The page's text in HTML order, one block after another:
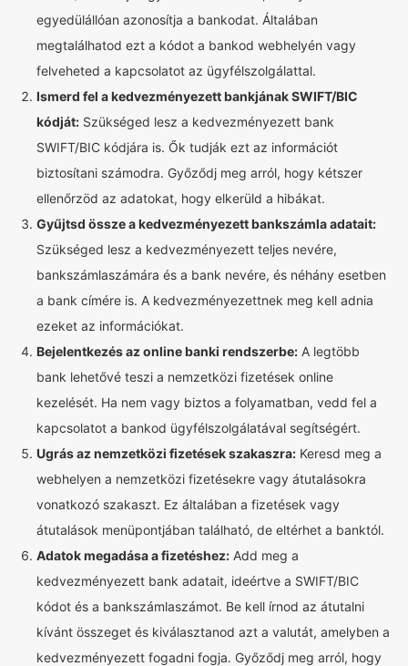
egyedülállóan azonosítja a bankodat. Általában
megtalálhatod ezt a kódot a bankod webhelyén vagy
felveheted a kapcsolatot az ügyfélszolgálattal.
Ismerd fel a kedvezményezett bankjának SWIFT/BIC
kódját: Szükséged lesz a kedvezményezett bank
SWIFT/BIC kódjára is. Ők tudják ezt az információt
biztosítani számodra. Győződj meg arról, hogy kétszer
ellenőrzöd az adatokat, hogy elkerüld a hibákat.
Gyűjtsd össze a kedvezményezett bankszámla adatait:
Szükséged lesz a kedvezményezett teljes nevére,
bankszámlaszámára és a bank nevére, és néhány esetben
a bank címére is. A kedvezményezettnek meg kell adnia
ezeket az információkat.
Bejelentkezés az online banki rendszerbe: A legtöbb
bank lehetővé teszi a nemzetközi fizetések online
kezelését. Ha nem vagy biztos a folyamatban, vedd fel a
kapcsolatot a bankod ügyfélszolgálatával segítségért.
Ugrás az nemzetközi fizetések szakaszra: Keresd meg a
webhelyen a nemzetközi fizetésekre vagy átutalásokra
vonatkozó szakaszt. Ez általában a fizetések vagy
átutalások menüpontjában található, de eltérhet a banktól.
Adatok megadása a fizetéshez: Add meg a
kedvezményezett bank adatait, ideértve a SWIFT/BIC
kódot és a bankszámlaszámot. Be kell írnod az átutalni
kívánt összeget és kiválasztanod azt a valutát, amelyben a
kedvezményezett fogadni fogja. Győződj meg arról, hogy